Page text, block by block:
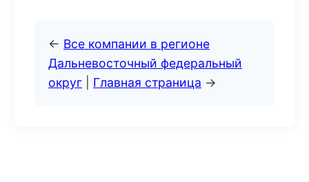
← Все компании в регионе
Дальневосточный федеральный
округ
Главная страница →